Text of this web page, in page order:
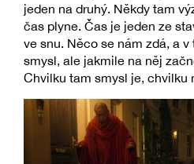
jeden na druhý. Někdy tam
čas plyne. Čas je jeden ze
ve snu. Něco se nám zdá, a
smysl, ale jakmile na něj
Chvilku tam smysl je, chvilku